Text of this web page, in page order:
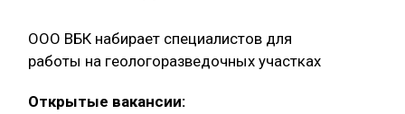
ООО ВБК набирает специалистов для
работы на геологоразведочных участках
Открытые вакансии: